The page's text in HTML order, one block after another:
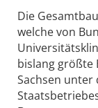
Die
welche von
bislang größte
Sachsen unter